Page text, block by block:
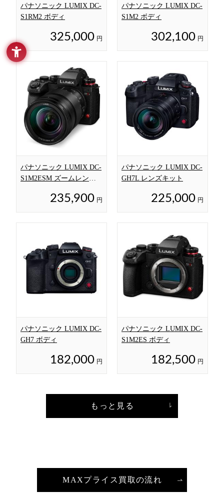
パナソニック LUMIX DC-
S1RM2 ボディ
325,000 円
パナソニック LUMIX DC-
S1M2 ボディ
302,100 円
パナソニック LUMIX DC-
S1M2ESM ズームレンズ
235,900 円
パナソニック LUMIX DC-
GH7L レンズキット
225,000 円
パナソニック LUMIX DC-
GH7 ボディ
182,000 円
パナソニック LUMIX DC-
S1M2ES ボディ
182,500 円
もっと見る
MAXプライス買取の流れ